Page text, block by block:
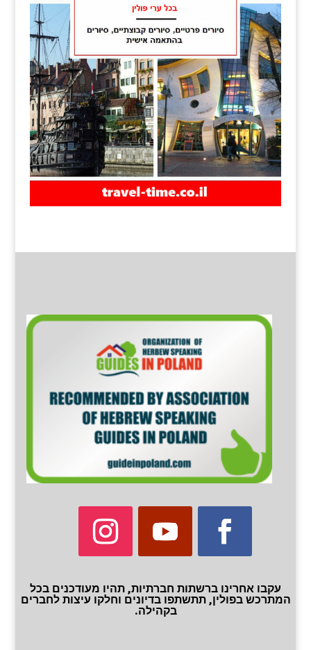
עקבו אחרינו ברשתות חברתיות, תהיו מעודכנים בכל
המתרכש בפולין, תתשתפו בדיונים וחלקו עיצות לחברים
בקהילה.